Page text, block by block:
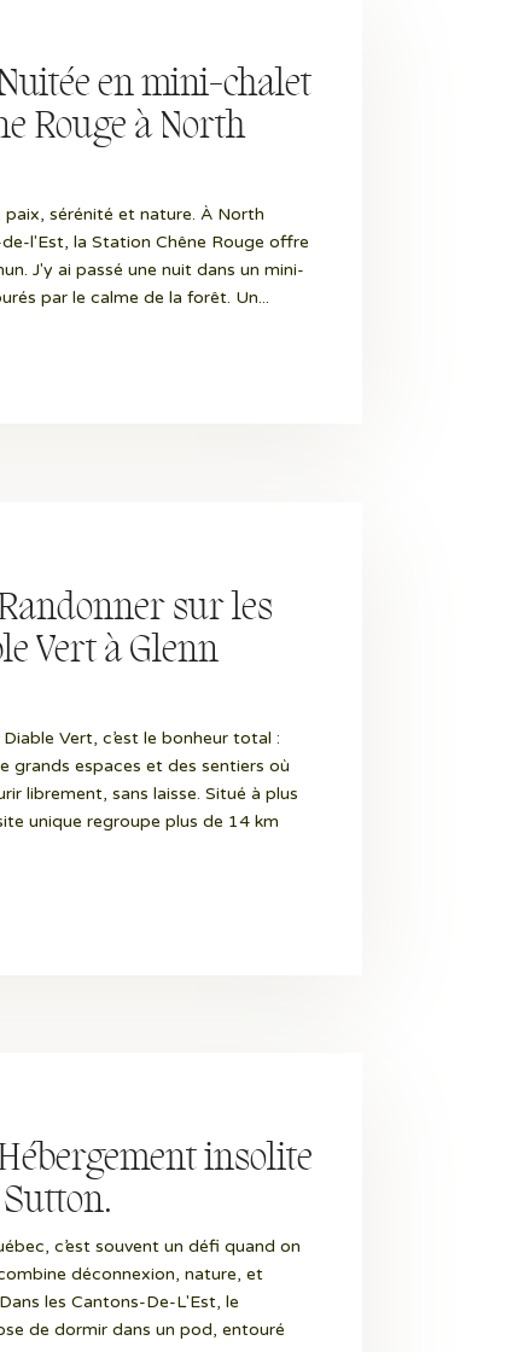
en mini-chalet
Rouge à North
sérénité et nature. À North
l'Est, la Station Chêne Rouge offre
J'y ai passé une nuit dans un mini-
par le calme de la forêt. Un...
sur les
Vert à Glenn
Vert, c’est le bonheur total :
grands espaces et des sentiers où
librement, sans laisse. Situé à plus
unique regroupe plus de 14 km
insolite
c’est souvent un défi quand on
déconnexion, nature, et
les Cantons-De-L'Est, le
de dormir dans un pod, entouré